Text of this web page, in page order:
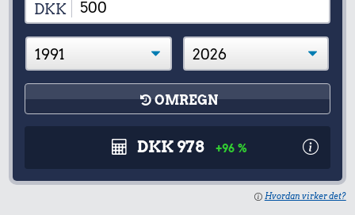
DKK
OMREGN
DKK 978 +96 %
Hvordan virker det?